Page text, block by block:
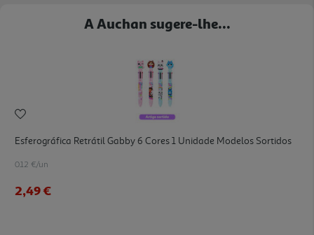
A Auchan sugere-lhe...
Esferográfica Retrátil Gabby 6 Cores 1 Unidade Modelos Sortidos
0.12 €/un
2,49 €